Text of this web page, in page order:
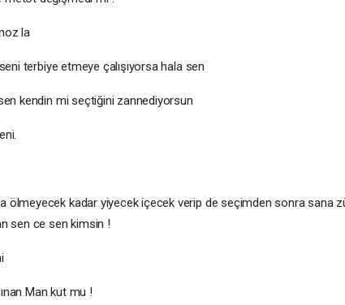
la
terbiye etmeye çalışıyorsa hala sen
kendin mi seçtiğini zannediyorsun
ölmeyecek kadar yiyecek içecek verip de seçimden sonra sana
sen ce sen kimsin !
Man kut mu !